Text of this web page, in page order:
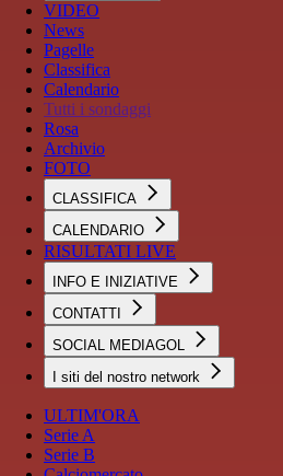
VIDEO
News
Pagelle
Classifica
Calendario
Tutti i sondaggi
Rosa
Archivio
FOTO
CLASSIFICA
CALENDARIO
RISULTATI LIVE
INFO E INIZIATIVE
CONTATTI
SOCIAL MEDIAGOL
I siti del nostro network
ULTIM'ORA
Serie A
Serie B